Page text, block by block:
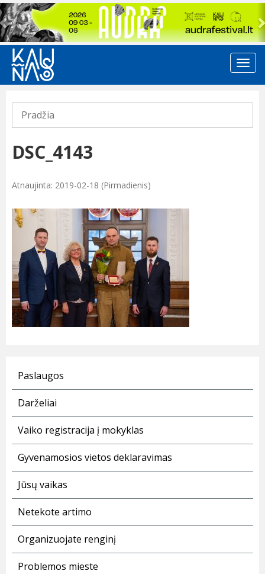
Previous
Pradžia
DSC_4143
Atnaujinta: 2019-02-18 (Pirmadienis)
Paslaugos
Darželiai
Vaiko registracija į mokyklas
Gyvenamosios vietos deklaravimas
Jūsų vaikas
Netekote artimo
Organizuojate renginį
Problemos mieste